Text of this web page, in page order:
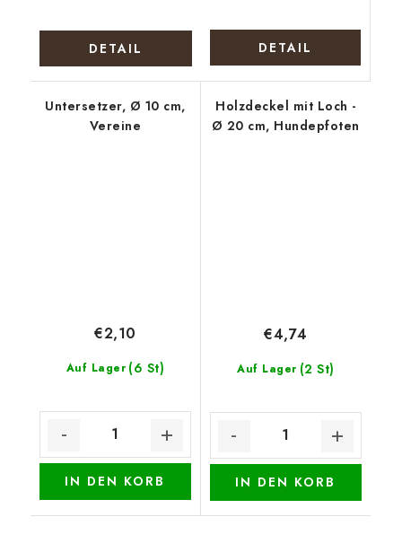
DETAIL DETAIL
Untersetzer, Ø 10 cm,
Vereine
Auf Lager (6 St)
€2,10
IN DEN KORB
Holzdeckel mit Loch -
Ø 20 cm, Hundepfoten
Auf Lager (2 St)
€4,74
IN DEN KORB